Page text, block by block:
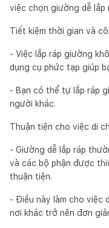
việc chọn giường dễ lắp
Tiết kiệm thời gian và
- Việc lắp ráp giường
dụng cụ phức tạp giúp
- Bạn có thể tự lắp ráp
người khác.
Thuận tiện cho việc di
- Giường dễ lắp ráp
và các bộ phận được
thuận tiện.
- Điều này làm cho việc
nơi khác trở nên đơn